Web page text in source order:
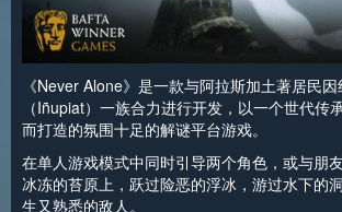
《Never Alone》是一款与阿拉斯加土著居民因
（Iñupiat）一族合力进行开发，以一个世代传
而打造的氛围十足的解谜平台游戏。
在单人游戏模式中同时引导两个角色，或与朋
冰冻的苔原上，跃过险恶的浮冰，游过水下的
生又熟悉的敌人。